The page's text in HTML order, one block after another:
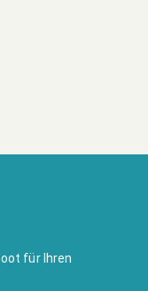
für Ihren